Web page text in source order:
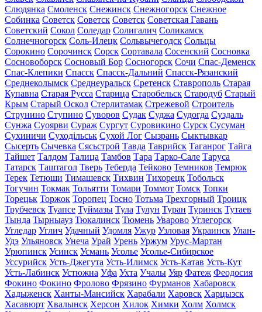
Слюдянка Смоленск Снежинск Снежногорск Снежное
Собинка Советск Советск Советск Советская Гавань
Советский Сокол Соледар Солигалич Соликамск
Солнечногорск Соль-Илецк Сольвычегодск Сольцы
Сорокино Сорочинск Сорск Сортавала Сосенский Сосновка
Сосновоборск Сосновый Бор Сосногорск Сочи Спас-Деменск
Спас-Клепики Спасск Спасск-Дальний Спасск-Рязанский
Среднеколымск Среднеуральск Сретенск Ставрополь Старая
Купавна Старая Русса Старица Старобельск Стародуб Старый
Крым Старый Оскол Стерлитамак Стрежевой Строитель
Струнино Ступино Суворов Судак Суджа Судогда Суздаль
Сунжа Суоярви Сураж Сургут Суровикино Сурск Сусуман
Сухиничи Суходільськ Сухой Лог Сызрань Сыктывкар
Сысерть Сычевка Сясьстрой Тавда Таврийск Таганрог Тайга
Тайшет Талдом Талица Тамбов Тара Тарко-Сале Таруса
Татарск Таштагол Тверь Теберда Тейково Темников Темрюк
Терек Тетюши Тимашевск Тихвин Тихорецк Тобольск
Тогучин Токмак Тольятти Томари Томмот Томск Топки
Торецьк Торжок Торопец Тосно Тотьма Трехгорный Троицк
Трубчевск Туапсе Туймазы Тула Тулун Туран Туринск Тутаев
Тында Тырныауз Тюкалинск Тюмень Уварово Углегорск
Угледар Углич Удачный Удомля Ужур Узловая Украинск Улан-
Удэ Ульяновск Унеча Урай Урень Уржум Урус-Мартан
Урюпинск Усинск Усмань Усолье Усолье-Сибирское
Уссурийск Усть-Джегута Усть-Илимск Усть-Катав Усть-Кут
Усть-Лабинск Устюжна Уфа Ухта Учалы Уяр Фатеж Феодосия
Фокино Фокино Фролово Фрязино Фурманов Хабаровск
Хадыженск Ханты-Мансийск Харабали Харовск Харцызск
Хасавюрт Хвалынск Херсон Хилок Химки Холм Холмск